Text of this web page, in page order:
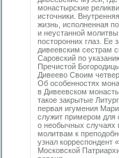
монастырские
источники.
жизнь, исполненная
и неустанной
посторонних глаз. Ее
дивеевским сестрам
Саровский по
Пречистой
Дивеево Своим
Об особенностях
в Дивеевском
такое закрытые
первая игумения
служит примером для
о необычных случаях
молитвам к
узнал корреспондент
Московской